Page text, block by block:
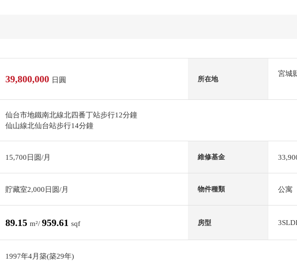
39,800,000 日圓 所在地
宮城
仙台市地鐵南北線北四番丁站步行12分鐘
仙山線北仙台站步行14分鐘
15,700日圆/月 維修基金
貯藏室2,000日圆/月 物件種類 公寓
89.15 m²/ 959.61 sqf 房型
1997年4月築(築29年)